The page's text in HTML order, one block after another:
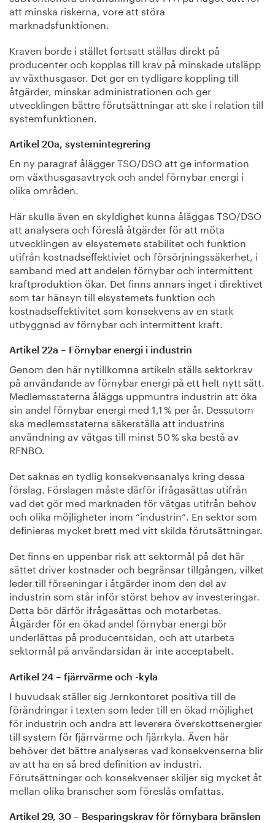
att minska riskerna, vore att störa
marknadsfunktionen.
Kraven borde i stället fortsatt ställas direkt på
producenter och kopplas till krav på minskade utsläpp
av växthusgaser. Det ger en tydligare koppling till
åtgärder, minskar administrationen och ger
utvecklingen bättre förutsättningar att ske i relation till
systemfunktionen.
Artikel 20a, systemintegrering
En ny paragraf ålägger TSO/DSO att ge information
om växthusgasavtryck och andel förnybar energi i
olika områden.
Här skulle även en skyldighet kunna åläggas TSO/DSO
att analysera och föreslå åtgärder för att möta
utvecklingen av elsystemets stabilitet och funktion
utifrån kostnadseffektiviet och försörjningssäkerhet, i
samband med att andelen förnybar och intermittent
kraftproduktion ökar. Det finns annars inget i direktivet
som tar hänsyn till elsystemets funktion och
kostnadseffektivitet som konsekvens av en stark
utbyggnad av förnybar och intermittent kraft.
Artikel 22a – Förnybar energi i industrin
Genom den här nytillkomna artikeln ställs sektorkrav
på användande av förnybar energi på ett helt nytt sätt.
Medlemsstaterna åläggs uppmuntra industrin att öka
sin andel förnybar energi med 1,1 % per år. Dessutom
ska medlemsstaterna säkerställa att industrins
användning av vätgas till minst 50 % ska bestå av
RFNBO.
Det saknas en tydlig konsekvensanalys kring dessa
förslag. Förslagen måste därför ifrågasättas utifrån
vad det gör med marknaden för vätgas utifrån behov
och olika möjligheter inom ”industrin”. En sektor som
definieras mycket brett med vitt skilda förutsättningar.
Det finns en uppenbar risk att sektormål på det här
sättet driver kostnader och begränsar tillgången, vilket
leder till förseningar i åtgärder inom den del av
industrin som står inför störst behov av investeringar.
Detta bör därför ifrågasättas och motarbetas.
Åtgärder för en ökad andel förnybar energi bör
underlättas på producentsidan, och att utarbeta
sektormål på användarsidan är inte acceptabelt.
Artikel 24 – fjärrvärme och -kyla
I huvudsak ställer sig Jernkontoret positiva till de
förändringar i texten som leder till en ökad möjlighet
för industrin och andra att leverera överskottsenergier
till system för fjärrvärme och fjärrkyla. Även här
behöver det bättre analyseras vad konsekvenserna blir
av att ha en så bred definition av industri.
Förutsättningar och konsekvenser skiljer sig mycket åt
mellan olika branscher som föreslås omfattas.
Artikel 29, 30 – Besparingskrav för förnybara bränslen